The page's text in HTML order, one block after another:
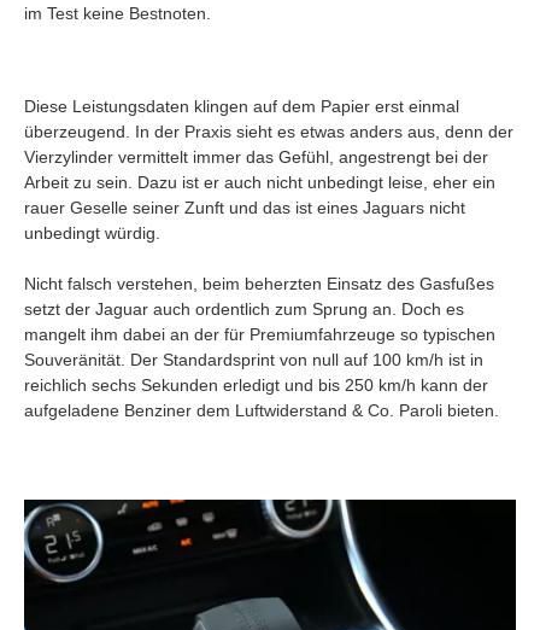
im Test keine Bestnoten.
Diese Leistungsdaten klingen auf dem Papier erst einmal
überzeugend. In der Praxis sieht es etwas anders aus, denn der
Vierzylinder vermittelt immer das Gefühl, angestrengt bei der
Arbeit zu sein. Dazu ist er auch nicht unbedingt leise, eher ein
rauer Geselle seiner Zunft und das ist eines Jaguars nicht
unbedingt würdig.
Nicht falsch verstehen, beim beherzten Einsatz des Gasfußes
setzt der Jaguar auch ordentlich zum Sprung an. Doch es
mangelt ihm dabei an der für Premiumfahrzeuge so typischen
Souveränität. Der Standardsprint von null auf 100 km/h ist in
reichlich sechs Sekunden erledigt und bis 250 km/h kann der
aufgeladene Benziner dem Luftwiderstand & Co. Paroli bieten.